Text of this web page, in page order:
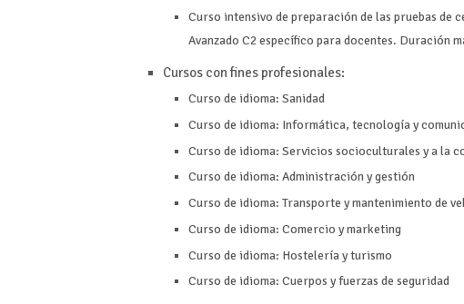
Curso intensivo de preparación de las pruebas de
Avanzado C2 específico para docentes. Duración
Cursos con fines profesionales:
Curso de idioma: Sanidad
Curso de idioma: Informática, tecnología y
Curso de idioma: Servicios socioculturales y a la
Curso de idioma: Administración y gestión
Curso de idioma: Transporte y mantenimiento de
Curso de idioma: Comercio y marketing
Curso de idioma: Hostelería y turismo
Curso de idioma: Cuerpos y fuerzas de seguridad